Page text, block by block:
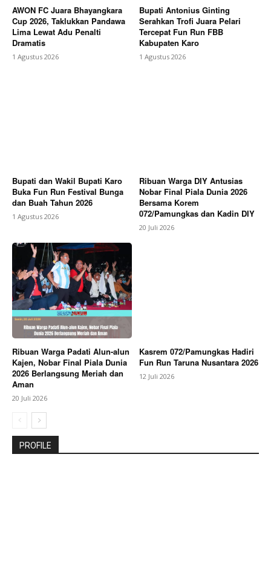
AWON FC Juara Bhayangkara
Cup 2026, Taklukkan Pandawa
Lima Lewat Adu Penalti
Dramatis
1 Agustus 2026
Bupati Antonius Ginting
Serahkan Trofi Juara Pelari
Tercepat Fun Run FBB
Kabupaten Karo
1 Agustus 2026
Bupati dan Wakil Bupati Karo
Buka Fun Run Festival Bunga
dan Buah Tahun 2026
1 Agustus 2026
Ribuan Warga DIY Antusias
Nobar Final Piala Dunia 2026
Bersama Korem
072/Pamungkas dan Kadin DIY
20 Juli 2026
Ribuan Warga Padati Alun-alun
Kajen, Nobar Final Piala Dunia
2026 Berlangsung Meriah dan
Aman
20 Juli 2026
Kasrem 072/Pamungkas Hadiri
Fun Run Taruna Nusantara 2026
12 Juli 2026
PROFILE